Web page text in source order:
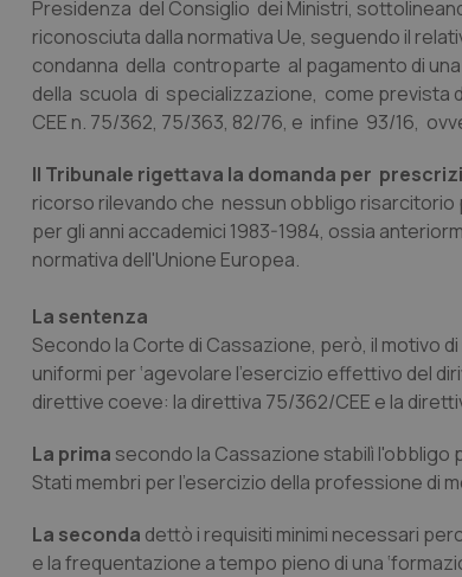
Presidenza del Consiglio dei Ministri,
riconosciuta dalla normativa Ue, seguendo il
condanna della controparte al pagamento di
della scuola di specializzazione, come prevista
CEE n. 75/362, 75/363, 82/76, e infine 93/16,
Il Tribunale rigettava la domanda per
ricorso rilevando che nessun obbligo
per gli anni accademici 1983-1984, ossia
normativa dell'Unione Europea.
La sentenza
Secondo la Corte di Cassazione, però, il motivo
uniformi per ‘agevolare l'esercizio effettivo del
direttive coeve: la direttiva 75/362/CEE e la
La prima secondo la Cassazione stabilì l'obbligo
Stati membri per l'esercizio della professione di
La seconda dettò i requisiti minimi necessari
e la frequentazione a tempo pieno di una